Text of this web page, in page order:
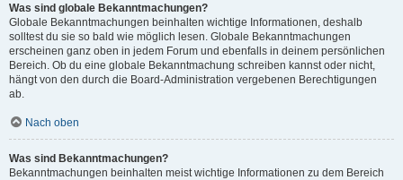
Was sind globale Bekanntmachungen?
Globale Bekanntmachungen beinhalten wichtige Informationen, deshalb
solltest du sie so bald wie möglich lesen. Globale Bekanntmachungen
erscheinen ganz oben in jedem Forum und ebenfalls in deinem persönlichen
Bereich. Ob du eine globale Bekanntmachung schreiben kannst oder nicht,
hängt von den durch die Board-Administration vergebenen Berechtigungen
ab.
Nach oben
Was sind Bekanntmachungen?
Bekanntmachungen beinhalten meist wichtige Informationen zu dem Bereich